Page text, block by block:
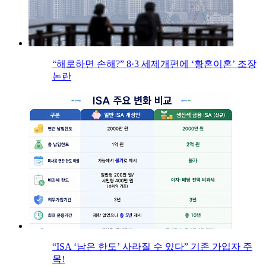
“해로하면 손해?” 8·3 세제개편에 ‘황혼이혼’ 조장
논란
“ISA ‘남은 한도’ 사라질 수 있다” 기존 가입자 주
목!